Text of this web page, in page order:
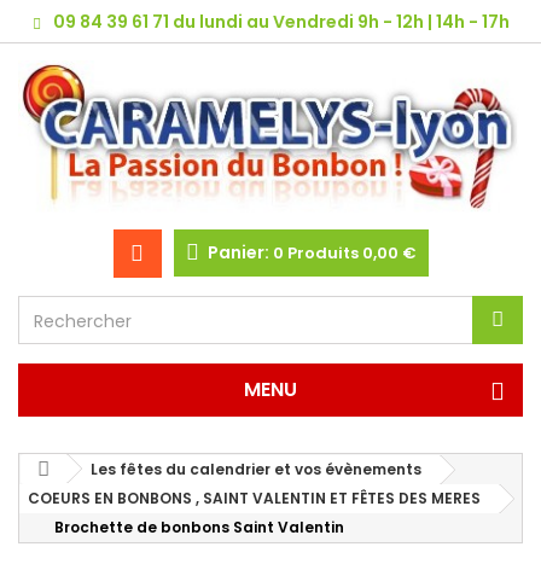
09 84 39 61 71 du lundi au Vendredi 9h - 12h | 14h - 17h
Panier: 0 Produits 0,00 €
MENU
Les fêtes du calendrier et vos évènements
COEURS EN BONBONS , SAINT VALENTIN ET FÊTES DES MERES
Brochette de bonbons Saint Valentin